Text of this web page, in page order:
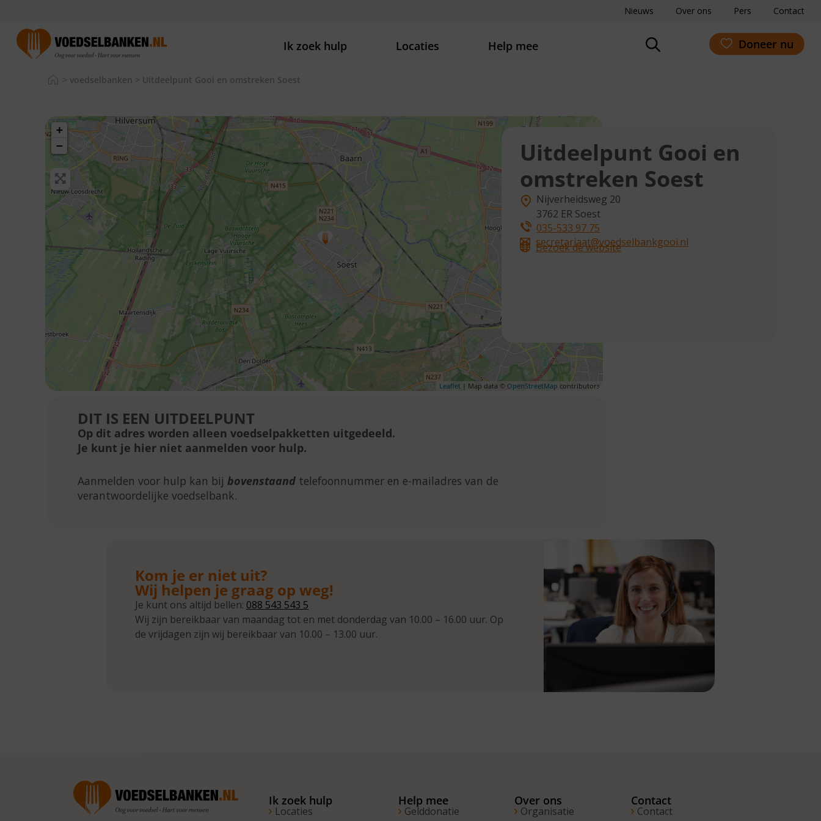
Nieuws Over ons Pers Contact
Ik zoek hulp Locaties Help mee Doneer nu
> voedselbanken > Uitdeelpunt Gooi en omstreken Soest
+
−
Leaflet | Map data ©OpenStreetMap contributors
Uitdeelpunt Gooi en
omstreken Soest
Nijverheidsweg 20
3762 ER Soest
035-533 97 75
secretariaat@voedselbankgooi.nl
Bezoek de website
DIT IS EEN UITDEELPUNT
Op dit adres worden alleen voedselpakketten uitgedeeld.
Je kunt je hier niet aanmelden voor hulp.
Aanmelden voor hulp kan bij bovenstaand telefoonnummer en e-mailadres van de
verantwoordelijke voedselbank.
Kom je er niet uit?
Wij helpen je graag op weg!
Je kunt ons altijd bellen: 088 543 543 5
Wij zijn bereikbaar van maandag tot en met donderdag van 10.00 – 16.00 uur. Op
de vrijdagen zijn wij bereikbaar van 10.00 – 13.00 uur.
Ik zoek hulp
Locaties
Help mee
Gelddonatie
Over ons
Organisatie
Contact
Contact